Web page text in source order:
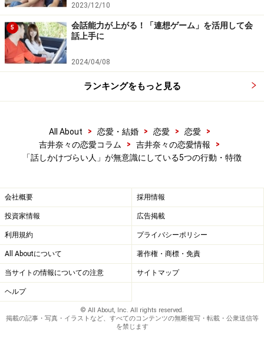
パソコンやスマホをガン見していると、眉間にシワを寄
せた怖い顔になっていることはありませんか？ そうする
と、事情を知らない周りの人は、「あ、今はすごく忙し
いのかな。話かけてほしくないんだろうな……」と思うも
の。
始めて、できれば、好きな相手にメールを送る顔のイメ
ージで、少し口角をあげて微笑むような顔を心がけまし
ょう。そうすれば、「いつでも、何かあったら声をかけ
すよ。
話しかけづらい人3. ひとりのとき、うつむ
き姿勢になっている
落ち込んだり、悩んだりするとき、人は下を向いてうつむく
2023/12/10
5
会話能力が上がる！「連想ゲーム」を活用して会
話上手に
2024/04/08
ランキングをもっと見る
All About > 恋愛・結婚 > 恋愛 > 恋愛
>
吉井奈々の恋愛コラム
> 吉井奈々の恋愛情報
>
「話しかけづらい人」が無意識にしている5つの行動・特徴
会社概要 採用情報
投資家情報 広告掲載
利用規約 プライバシーポリシー
All Aboutについて 著作権・商標・免責
当サイトの情報についての注意 サイトマップ
ヘルプ
© All About, Inc. All rights reserved.
掲載の記事・写真・イラストなど、すべてのコンテンツの無断複写・転載・公衆送信等
を禁じます